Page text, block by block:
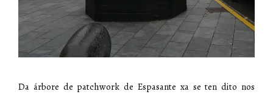
Da árbore de patchwork de Espasante xa se ten dito nos